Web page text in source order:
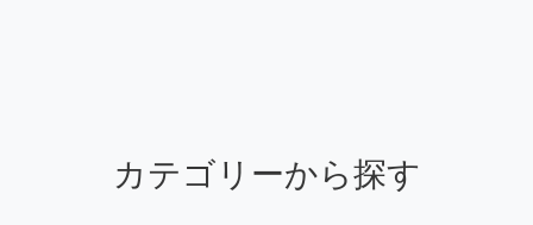
カテゴリーから探す